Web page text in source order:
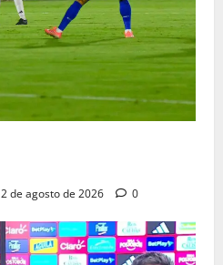
2 de agosto de 2026 0